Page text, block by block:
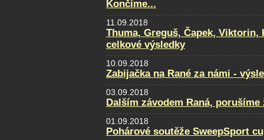
Končíme...
11.09.2018
Thuma, Greguš, Čapek, Viktorin,
celkové výsledky
10.09.2018
Zabijačka na Rané za námi -
03.09.2018
Dalším závodem Raná,
01.09.2018
Pohárové soutěže SweepSport